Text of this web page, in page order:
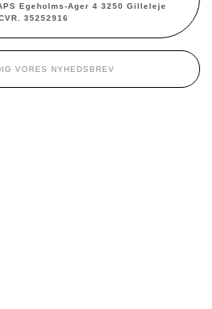
Egeholms-Ager 4 3250 Gilleleje
35252916
VORES NYHEDSBREV